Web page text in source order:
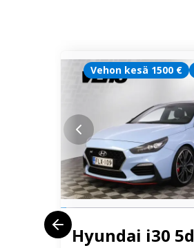
Vehon kesä 1500 €
Hyundai i30 5d